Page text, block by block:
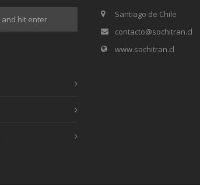
Santiago de Chile
contacto@sochitran.cl
www.sochitran.cl